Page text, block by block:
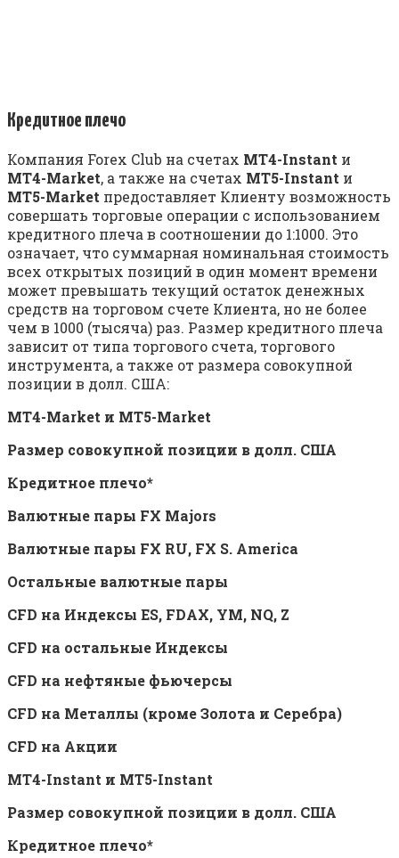
Кредитное плечо
Компания Forex Club на счетах MT4-Instant и
MT4-Market, а также на счетах MT5-Instant и
MT5-Market предоставляет Клиенту возможность
совершать торговые операции с использованием
кредитного плеча в соотношении до 1:1000. Это
означает, что суммарная номинальная стоимость
всех открытых позиций в один момент времени
может превышать текущий остаток денежных
средств на торговом счете Клиента, но не более
чем в 1000 (тысяча) раз. Размер кредитного плеча
зависит от типа торгового счета, торгового
инструмента, а также от размера совокупной
позиции в долл. США:
MT4-Market и MT5-Market
Размер совокупной позиции в долл. США
Кредитное плечо*
Валютные пары FX Majors
Валютные пары FX RU, FX S. America
Остальные валютные пары
CFD на Индексы ES, FDAX, YM, NQ, Z
CFD на остальные Индексы
CFD на нефтяные фьючерсы
CFD на Металлы (кроме Золота и Серебра)
CFD на Акции
MT4-Instant и MT5-Instant
Размер совокупной позиции в долл. США
Кредитное плечо*